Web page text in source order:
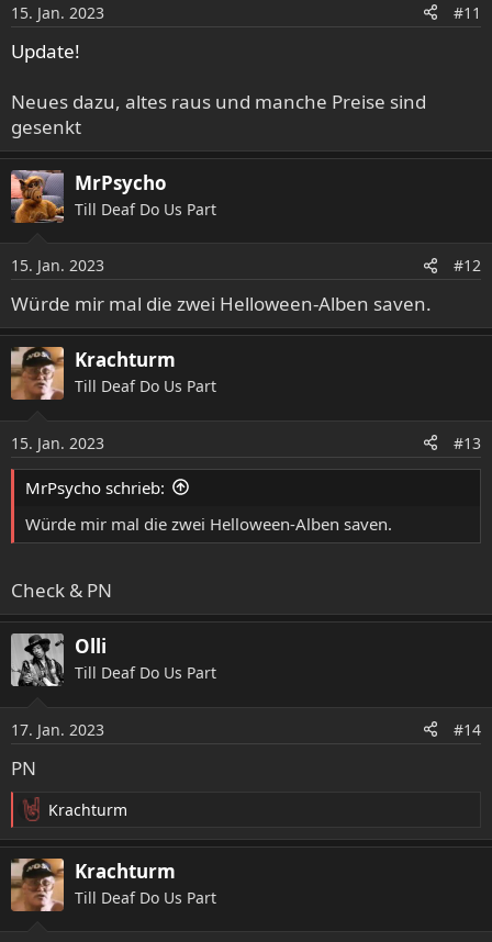
15. Jan. 2023 #11
Update!
Neues dazu, altes raus und manche Preise sind
gesenkt
MrPsycho
Till Deaf Do Us Part
15. Jan. 2023 #12
Würde mir mal die zwei Helloween-Alben saven.
Krachturm
Till Deaf Do Us Part
15. Jan. 2023 #13
MrPsycho schrieb:
Würde mir mal die zwei Helloween-Alben saven.
Check & PN
Olli
Till Deaf Do Us Part
17. Jan. 2023 #14
PN
R
e
a
k
t
Krachturm
Krachturm
Till Deaf Do Us Part